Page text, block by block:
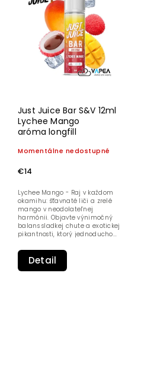
Just Juice Bar S&V 12ml
Lychee Mango
aróma longfill
Momentálne nedostupné
€14
Detail
Lychee Mango - Raj v každom
okamihu: šťavnaté liči a zrelé
mango v neodolateľnej
harmónii. Objavte výnimočný
balans sladkej chute a exotickej
pikantnosti, ktorý jednoducho...